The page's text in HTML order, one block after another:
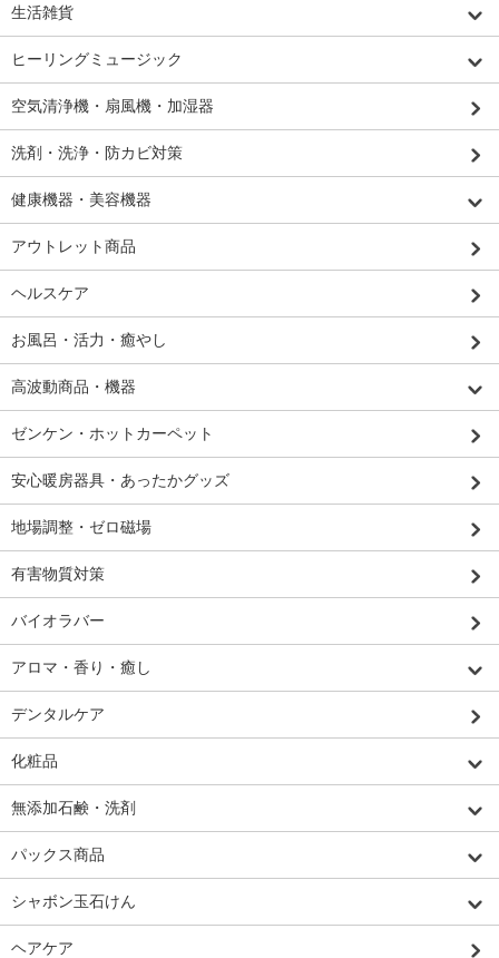
生活雑貨
ヒーリングミュージック
空気清浄機・扇風機・加湿器
洗剤・洗浄・防カビ対策
健康機器・美容機器
アウトレット商品
ヘルスケア
お風呂・活力・癒やし
高波動商品・機器
ゼンケン・ホットカーペット
安心暖房器具・あったかグッズ
地場調整・ゼロ磁場
有害物質対策
バイオラバー
アロマ・香り・癒し
デンタルケア
化粧品
無添加石鹸・洗剤
パックス商品
シャボン玉石けん
ヘアケア